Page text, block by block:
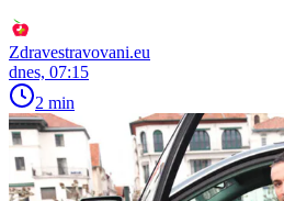
Zdravestravovani.eu
dnes, 07:15
2 min